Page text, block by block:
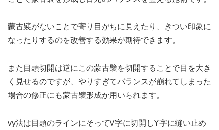
蒙古襞がないことで寄り目がちに見えたり、きつい印象に
なったりするのを改善する効果が期待できます。
また目頭切開は逆にこの蒙古襞を切開することで目を大き
く見せるのですが、やりすぎてバランスが崩れてしまった
場合の修正にも蒙古襞形成が用いられます。
vy法は目頭のラインにそってV字に切開しY字に縫い止め